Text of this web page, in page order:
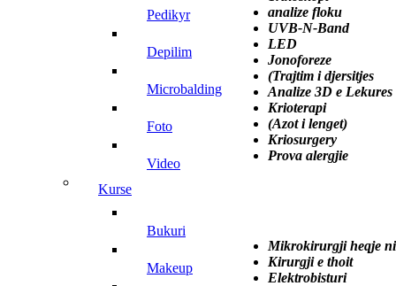
pedikyr
depilim
microbalding
foto
video
kurse
bukuri
makeup
analize floku
UVB-N-Band
LED
Jonoforeze
(Trajtim i djersitjes
Analize 3D e
Krioterapi
(Azot i lenget)
Kriosurgery
Prova alergjie
Mikrokirurgji heqje
Kirurgji e